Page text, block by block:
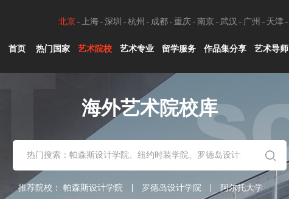
北京 上海 深圳 杭州 成都 重庆 南京 武汉 广州 天津
首页 热门国家 艺术院校 艺术专业 留学服务 作品集分享 艺术导师
海外艺术院校库
推荐院校： 帕森斯设计学院 罗德岛设计学院 阿尔托大学